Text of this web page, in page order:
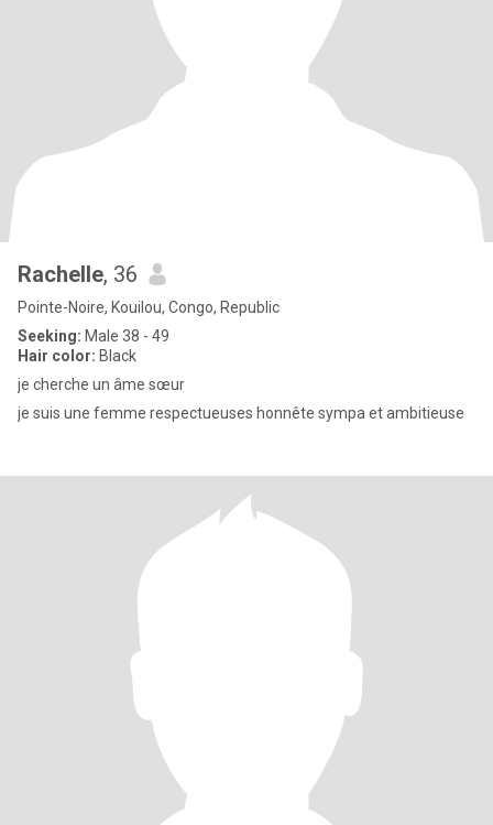
Rachelle, 36
Pointe-Noire, Kouilou, Congo, Republic
Seeking: Male 38 - 49
Hair color: Black
je cherche un âme sœur
je suis une femme respectueuses honnête sympa et ambitieuse